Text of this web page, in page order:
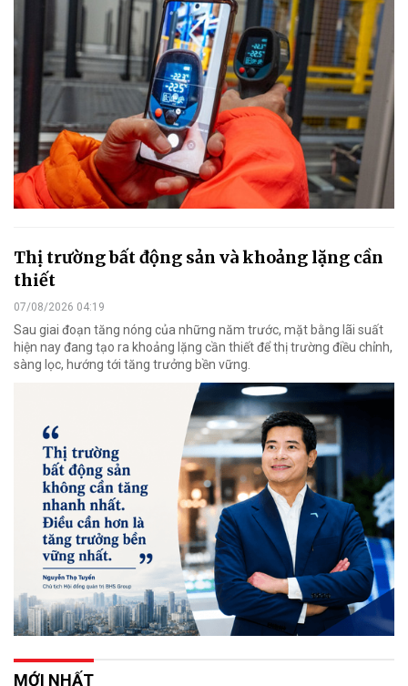
Thị trường bất động sản và khoảng lặng cần
thiết
07/08/2026 04:19
Sau giai đoạn tăng nóng của những năm trước, mặt bằng lãi suất
hiện nay đang tạo ra khoảng lặng cần thiết để thị trường điều chỉnh,
sàng lọc, hướng tới tăng trưởng bền vững.
MỚI NHẤT